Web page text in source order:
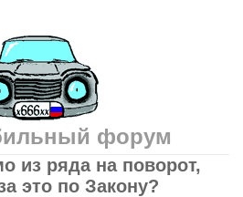
форум
из ряда на поворот,
это по Закону?